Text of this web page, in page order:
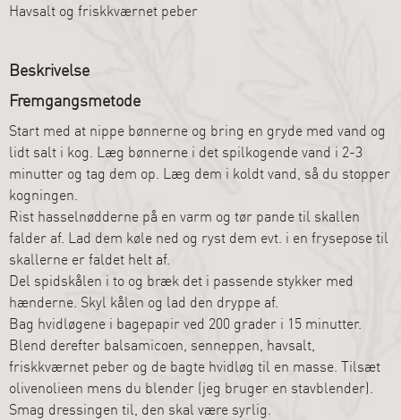
Havsalt og friskkværnet peber
Beskrivelse
Fremgangsmetode
Start med at nippe bønnerne og bring en gryde med vand og
lidt salt i kog. Læg bønnerne i det spilkogende vand i 2-3
minutter og tag dem op. Læg dem i koldt vand, så du stopper
kogningen.
Rist hasselnødderne på en varm og tør pande til skallen
falder af. Lad dem køle ned og ryst dem evt. i en frysepose til
skallerne er faldet helt af.
Del spidskålen i to og bræk det i passende stykker med
hænderne. Skyl kålen og lad den dryppe af.
Bag hvidløgene i bagepapir ved 200 grader i 15 minutter.
Blend derefter balsamicoen, senneppen, havsalt,
friskkværnet peber og de bagte hvidløg til en masse. Tilsæt
olivenolieen mens du blender (jeg bruger en stavblender).
Smag dressingen til, den skal være syrlig.